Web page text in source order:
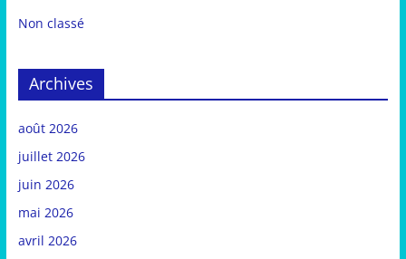
Non classé
Archives
août 2026
juillet 2026
juin 2026
mai 2026
avril 2026